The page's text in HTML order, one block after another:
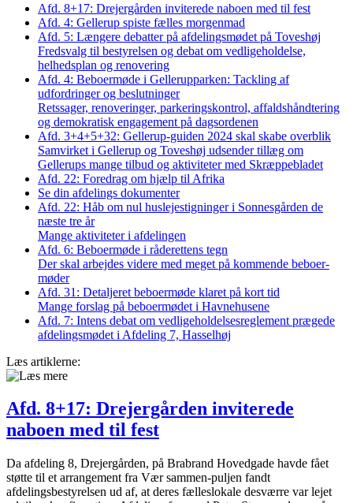
Afd. 8+17: Drejer­gården inviterede naboen med til fest
Afd. 4: Gellerup spiste fælles morgenmad
Afd. 5: Længere debatter på ­afdelings­mødet på Toveshøj
Fredsvalg til bestyrelsen og debat om ­vedligeholdelse,
helheds­plan og renove­ring
Afd. 4: Beboer­møde i Gellerup­parken: Tackling af
udfordringer og beslutninger
Retssager, renove­ringer, parkeringskontrol, affaldshåndtering
og demokratisk engagement på dagsordenen
Afd. 3+4+5+32: Gellerup-guiden 2024 skal skabe overblik
Samvirket i Gellerup og Toveshøj udsender tillæg om
Gellerups mange tilbud og aktiviteter med Skræppe­bladet
Afd. 22: Foredrag om hjælp til Afrika
Se din afdelings dokumenter
Afd. 22: Håb om nul husleje­stigninger i ­Sonnes­gården de
næste tre år
Mange aktiviteter i afdelingen
Afd. 6: Beboer­møde i råderettens tegn
Der skal arbejdes videre med meget på kommende beboer­
møder
Afd. 31: Detaljeret beboer­møde klaret på kort tid
Mange forslag på beboer­mødet i Havne­husene
Afd. 7: Intens debat om vedligeholdelsesreglement ­prægede
afdelings­mødet i Afdeling 7, Hasselhøj
Læs artiklerne:
Afd. 8+17: Drejer­gården inviterede
naboen med til fest
Da afdeling 8, Drejergården, på Brabrand Hovedgade havde fået
støtte til et arrangement fra Vær sammen-puljen fandt
afdelingsbestyrelsen ud af, at deres fælleslokale desværre var lejet